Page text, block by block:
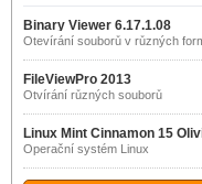
Binary Viewer 6.17.1.08
Otevírání souborů v různých
FileViewPro 2013
Otvírání různých souborů
Linux Mint Cinnamon 15
Operační systém Linux